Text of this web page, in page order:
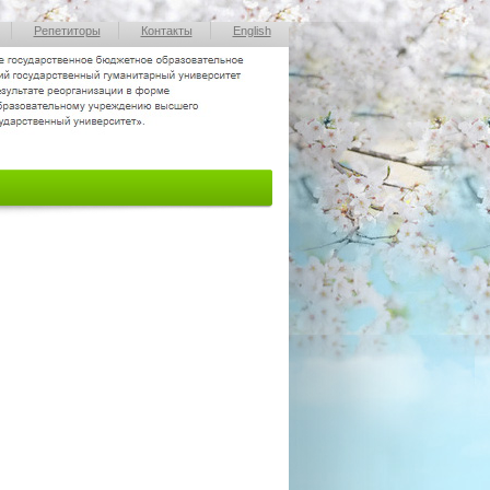
Репетиторы Контакты English